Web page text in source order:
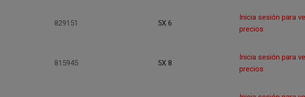
829151 5X 6
Inicia sesión para
precios
815945 5X 8
Inicia sesión para
precios